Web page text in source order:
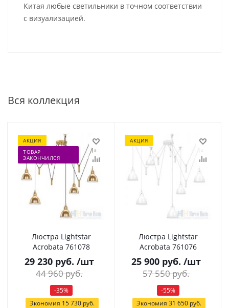
Китая любые светильники в точном соответствии
с визуализацией.
Вся коллекция
АКЦИЯ
ТОВАР
ЗАКОНЧИЛСЯ
Люстра Lightstar
Acrobata 761078
29 230 руб. /шт
44 960руб.
-35%
Экономия 15 730руб.
АКЦИЯ
Люстра Lightstar
Acrobata 761076
25 900 руб. /шт
57 550руб.
-55%
Экономия 31 650руб.